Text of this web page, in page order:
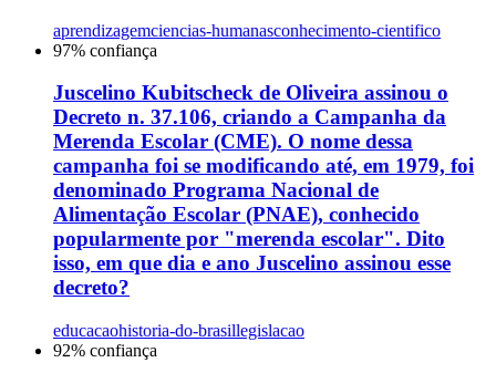
aprendizagemciencias-humanasconhecimento-cientifico
97% confiança
Juscelino Kubitscheck de Oliveira assinou o
Decreto n. 37.106, criando a Campanha da
Merenda Escolar (CME). O nome dessa
campanha foi se modificando até, em 1979, foi
denominado Programa Nacional de
Alimentação Escolar (PNAE), conhecido
popularmente por "merenda escolar". Dito
isso, em que dia e ano Juscelino assinou esse
decreto?
educacaohistoria-do-brasillegislacao
92% confiança